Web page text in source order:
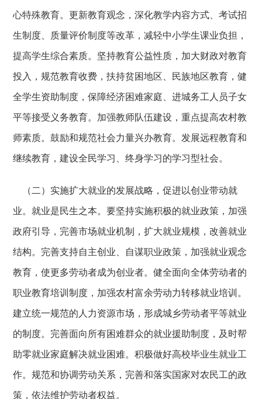
心特殊教育。更新教育观念，深化教学内容方式、考试招
生制度、质量评价制度等改革，减轻中小学生课业负担，
提高学生综合素质。坚持教育公益性质，加大财政对教育
投入，规范教育收费，扶持贫困地区、民族地区教育，健
全学生资助制度，保障经济困难家庭、进城务工人员子女
平等接受义务教育。加强教师队伍建设，重点提高农村教
师素质。鼓励和规范社会力量兴办教育。发展远程教育和
继续教育，建设全民学习、终身学习的学习型社会。
（二）实施扩大就业的发展战略，促进以创业带动就
业。就业是民生之本。要坚持实施积极的就业政策，加强
政府引导，完善市场就业机制，扩大就业规模，改善就业
结构。完善支持自主创业、自谋职业政策，加强就业观念
教育，使更多劳动者成为创业者。健全面向全体劳动者的
职业教育培训制度，加强农村富余劳动力转移就业培训。
建立统一规范的人力资源市场，形成城乡劳动者平等就业
的制度。完善面向所有困难群众的就业援助制度，及时帮
助零就业家庭解决就业困难。积极做好高校毕业生就业工
作。规范和协调劳动关系，完善和落实国家对农民工的政
策，依法维护劳动者权益。